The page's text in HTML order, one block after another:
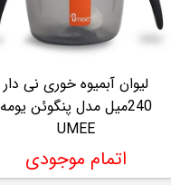
لیوان آبمیوه خوری نی دار
240میل مدل پنگوئن یومه
UMEE
اتمام موجودی